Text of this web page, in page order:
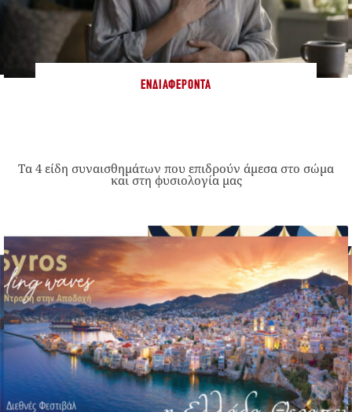
ΕΝΔΙΑΦΈΡΟΝΤΑ
Τα 4 είδη συναισθημάτων που επιδρούν άμεσα στο σώμα
και στη φυσιολογία μας